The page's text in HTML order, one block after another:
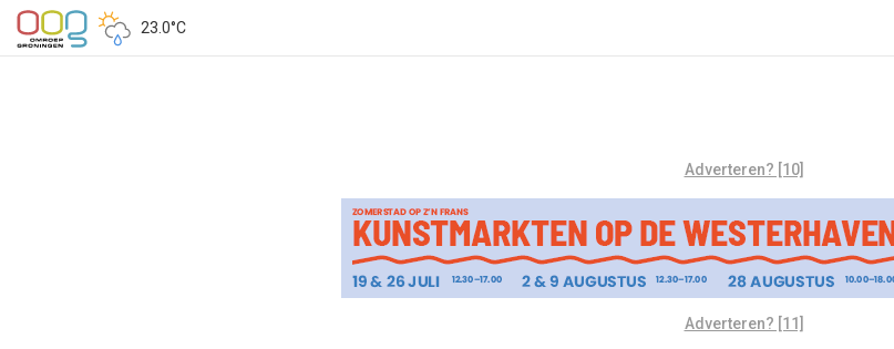
23.0°C
Adverteren? [10]
Adverteren? [11]